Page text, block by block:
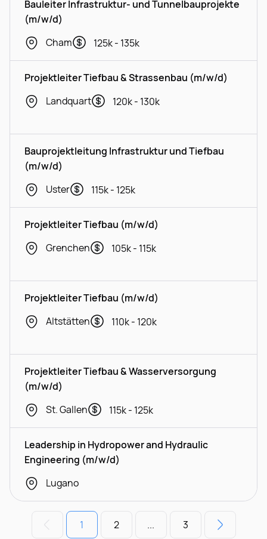
Bauleiter Infrastruktur- und Tunnelbauprojekte
(m/w/d)
Cham
125k - 135k
Projektleiter Tiefbau & Strassenbau (m/w/d)
Landquart
120k - 130k
Bauprojektleitung Infrastruktur und Tiefbau
(m/w/d)
Uster
115k - 125k
Projektleiter Tiefbau (m/w/d)
Grenchen
105k - 115k
Projektleiter Tiefbau (m/w/d)
Altstätten
110k - 120k
Projektleiter Tiefbau & Wasserversorgung
(m/w/d)
St. Gallen
115k - 125k
Leadership in Hydropower and Hydraulic
Engineering (m/w/d)
Lugano
1 2 ... 3